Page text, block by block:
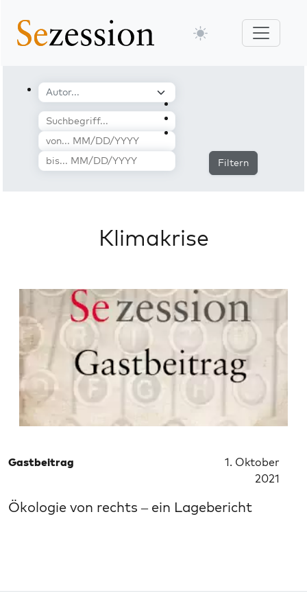
Filtern
Klimakrise
Gastbeitrag
1. Oktober
2021
Ökologie von rechts – ein Lagebericht